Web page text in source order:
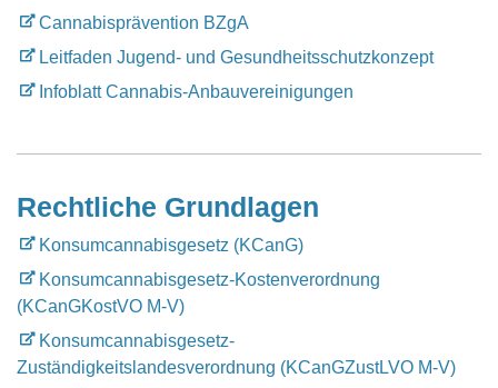
Cannabisprävention BZgA
Leitfaden Jugend- und Gesundheitsschutzkonzept
Infoblatt Cannabis-Anbauvereinigungen
Rechtliche Grundlagen
Konsumcannabisgesetz (KCanG)
Konsumcannabisgesetz-Kostenverordnung
(KCanGKostVO M-V)
Konsumcannabisgesetz-
Zuständigkeitslandesverordnung (KCanGZustLVO M-V)